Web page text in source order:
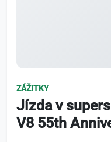
ZÁŽITKY
Jízda v
V8 55th